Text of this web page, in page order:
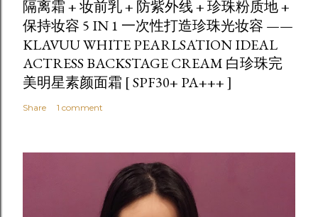
隔离霜 + 妆前乳 + 防紫外线 + 珍珠粉质地 +
保持妆容 5 IN 1 一次性打造珍珠光妆容 ——
KLAVUU WHITE PEARLSATION IDEAL
ACTRESS BACKSTAGE CREAM 白珍珠完
美明星素颜面霜 [ SPF30+ PA+++ ]
Share 1 comment